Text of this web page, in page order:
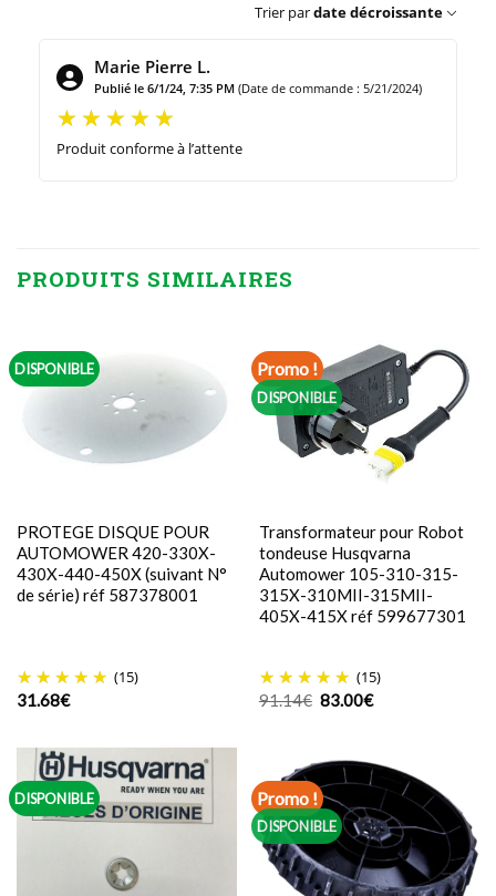
Trier pardate décroissante
Marie Pierre L.
Publié le 6/1/24, 7:35 PM (Date de commande : 5/21/2024)
Produit conforme à l’attente
PRODUITS SIMILAIRES
DISPONIBLE
PROTEGE DISQUE POUR
AUTOMOWER 420-330X-
430X-440-450X (suivant N°
de série) réf 587378001
(15)
31.68€
Promo !
DISPONIBLE
Transformateur pour Robot
tondeuse Husqvarna
Automower 105-310-315-
315X-310MII-315MII-
405X-415X réf 599677301
(15)
91.14€ Le
prix
91.14€.
83.00€Le
prix
DISPONIBLE Promo !
DISPONIBLE